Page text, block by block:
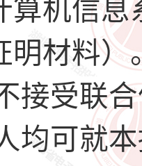
算机信
明材料）
接受联
均可就